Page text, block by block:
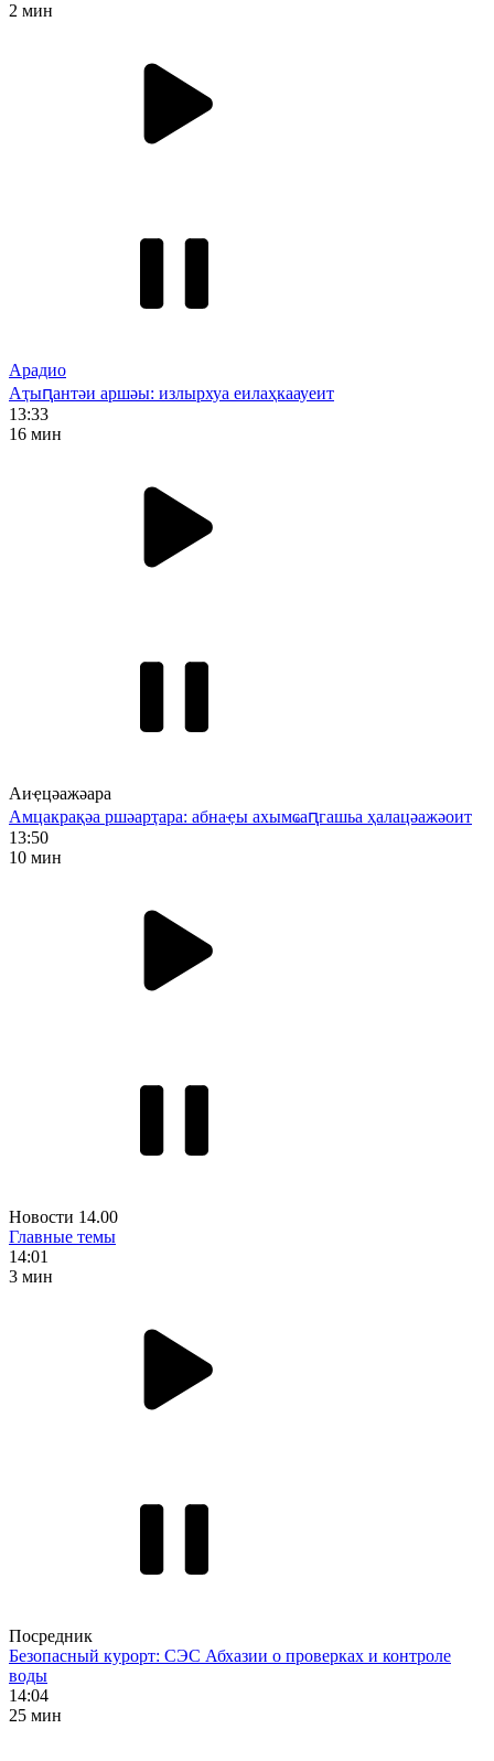
2 мин
Арадио
Аҭыԥантәи аршәы: излырхуа еилаҳкаауеит
13:33
16 мин
Аиҿцәажәара
Амцакрақәа ршәарҭара: абнаҿы ахымҩаԥгашьа ҳалацәажәоит
13:50
10 мин
Новости 14.00
Главные темы
14:01
3 мин
Посредник
Безопасный курорт: СЭС Абхазии о проверках и контроле
воды
14:04
25 мин